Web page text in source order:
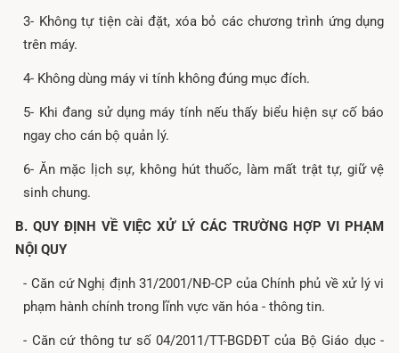
3- Không tự tiện cài đặt, xóa bỏ các chương trình ứng dụng
trên máy.
4- Không dùng máy vi tính không đúng mục đích.
5- Khi đang sử dụng máy tính nếu thấy biểu hiện sự cố báo
ngay cho cán bộ quản lý.
6- Ăn mặc lịch sự, không hút thuốc, làm mất trật tự, giữ vệ
sinh chung.
B. QUY ĐỊNH VỀ VIỆC XỬ LÝ CÁC TRƯỜNG HỢP VI PHẠM
NỘI QUY
- Căn cứ Nghị định 31/2001/NĐ-CP của Chính phủ về xử lý vi
phạm hành chính trong lĩnh vực văn hóa - thông tin.
- Căn cứ thông tư số 04/2011/TT-BGDĐT của Bộ Giáo dục -